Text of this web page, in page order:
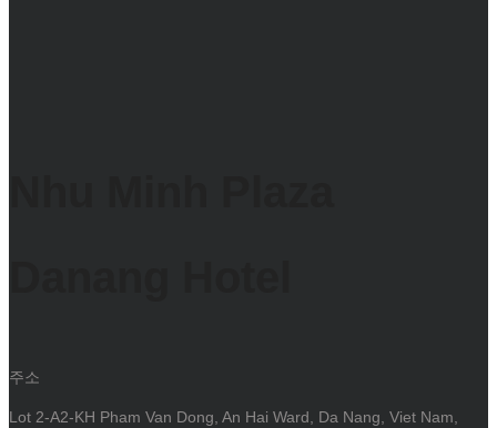
주소
Lot 2-A2-KH Pham Van Dong, An Hai Ward, Da Nang, Viet Nam,